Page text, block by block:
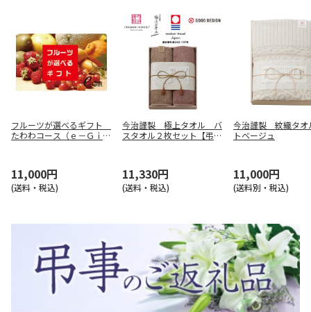
フルーツが選べるギフト
たわわコース（ｅ－Ｇｉｆ
11,000円
(送料・税込)
今治謹製 極上タオル バ
スタオル２枚セット【弔事
11,330円
(送料・税込)
今治謹製 紋織タオ
トベージュ
11,000円
(送料別・税込)